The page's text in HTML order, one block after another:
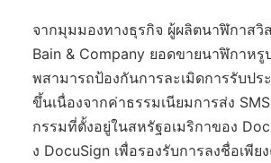
จากมุมมองทางธุรกิจ ผู้ผลิตนาฬิกาสวิ
Bain & Company ยอดขายนาฬิกาห
พสามารถป้องกันการละเมิดการรับป
ขึ้นเนื่องจากค่าธรรมเนียมการส่ง
กรรมที่ตั้งอยู่ในสหรัฐอเมริกาของ
ง DocuSign เพื่อรองรับการลงชื่อเพี